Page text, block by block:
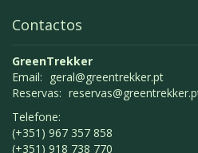
Contactos
GreenTrekker
Email: geral@greentrekker.pt
Reservas:
Telefone:
(+351) 967 357 858
(+351) 918 738 770